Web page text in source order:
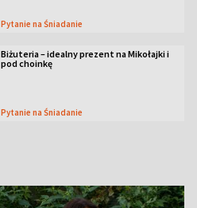
Pytanie na Śniadanie
Biżuteria – idealny prezent na Mikołajki i
pod choinkę
Pytanie na Śniadanie